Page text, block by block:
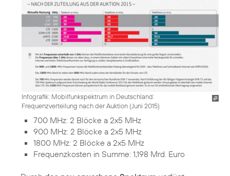
Infografik: Mobilfunkspektrum in Deutschland:
Frequenzverteilung nach der Auktion (Juni 2015)
700 MHz: 2 Blöcke a 2x5 MHz
900 MHz: 2 Blöcke a 2x5 MHz
1800 MHz: 2 Blöcke a 2x5 MHz
Frequenzkosten in Summe: 1,198 Mrd. Euro